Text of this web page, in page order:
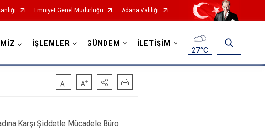
Emniyet Genel Müdürlüğü Adana Valiliği
İŞLEMLER GÜNDEM İLETİŞİM
27°C
Karşı Şiddetle Mücadele Büro